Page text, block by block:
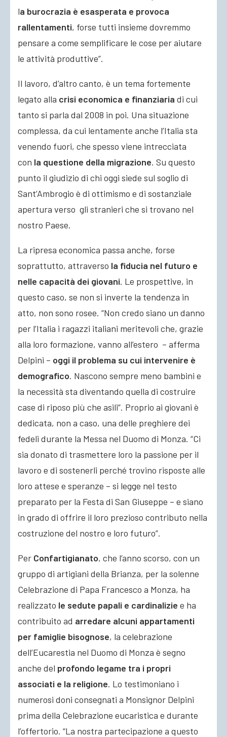
la burocrazia è esasperata e provoca
rallentamenti, forse tutti insieme dovremmo
pensare a come semplificare le cose per aiutare
le attività produttive”.
Il lavoro, d’altro canto, è un tema fortemente
legato alla crisi economica e finanziaria di cui
tanto si parla dal 2008 in poi. Una situazione
complessa, da cui lentamente anche l’Italia sta
venendo fuori, che spesso viene intrecciata
con la questione della migrazione. Su questo
punto il giudizio di chi oggi siede sul soglio di
Sant’Ambrogio è di ottimismo e di sostanziale
apertura verso gli stranieri che si trovano nel
nostro Paese.
La ripresa economica passa anche, forse
soprattutto, attraverso la fiducia nel futuro e
nelle capacità dei giovani. Le prospettive, in
questo caso, se non si inverte la tendenza in
atto, non sono rosee. “Non credo siano un danno
per l’Italia i ragazzi italiani meritevoli che, grazie
alla loro formazione, vanno all’estero – afferma
Delpini – oggi il problema su cui intervenire è
demografico. Nascono sempre meno bambini e
la necessità sta diventando quella di costruire
case di riposo più che asili”. Proprio ai giovani è
dedicata, non a caso, una delle preghiere dei
fedeli durante la Messa nel Duomo di Monza. “Ci
sia donato di trasmettere loro la passione per il
lavoro e di sostenerli perché trovino risposte alle
loro attese e speranze – si legge nel testo
preparato per la Festa di San Giuseppe – e siano
in grado di offrire il loro prezioso contributo nella
costruzione del nostro e loro futuro”.
Per Confartigianato, che l’anno scorso, con un
gruppo di artigiani della Brianza, per la solenne
Celebrazione di Papa Francesco a Monza, ha
realizzato le sedute papali e cardinalizie e ha
contribuito ad arredare alcuni appartamenti
per famiglie bisognose, la celebrazione
dell’Eucarestia nel Duomo di Monza è segno
anche del profondo legame tra i propri
associati e la religione. Lo testimoniano i
numerosi doni consegnati a Monsignor Delpini
prima della Celebrazione eucaristica e durante
l’offertorio. “La nostra partecipazione a questo